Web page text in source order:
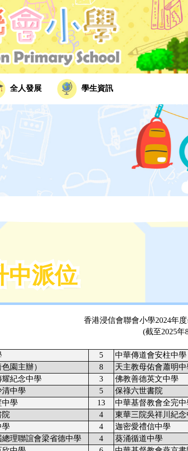
全人發展 學生資訊
中派位
中派位
香港浸信會聯會小學2024年
(截至2025年
5 中華傳道會安柱中學
園主辦）
8 天主教母佑會蕭明中
紀念中學
3 佛教善德英文中學
清中學
5 保祿六世書院
中學
13 中華基督教會全完中
院
4 東華三院吳祥川紀
學
4 迦密愛禮信中學
理聯誼會梁省德中學
4 葵涌循道中學